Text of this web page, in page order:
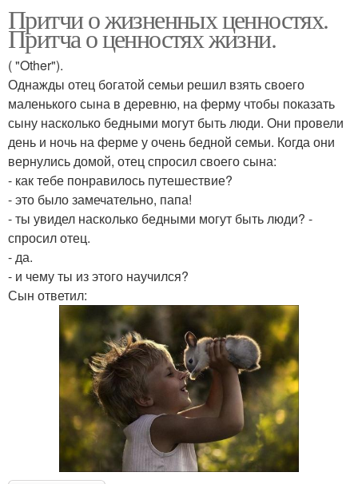
Притчи о жизненных ценностях.
Притча о ценностях жизни.
( "Other").
Однажды отец богатой семьи решил взять своего
маленького сына в деревню, на ферму чтобы показать
сыну насколько бедными могут быть люди. Они провели
день и ночь на ферме у очень бедной семьи. Когда они
вернулись домой, отец спросил своего сына:
- как тебе понравилось путешествие?
- это было замечательно, папа!
- ты увидел насколько бедными могут быть люди? -
спросил отец.
- да.
- и чему ты из этого научился?
Сын ответил: